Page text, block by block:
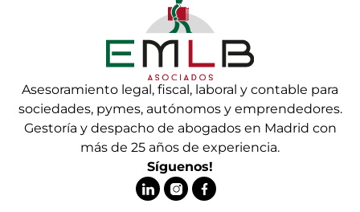
Asesoramiento legal, fiscal, laboral y contable para
sociedades, pymes, autónomos y emprendedores.
Gestoría y despacho de abogados en Madrid con
más de 25 años de experiencia.
Síguenos!